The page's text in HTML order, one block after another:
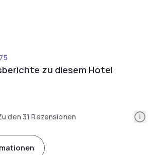
zu diesem Hotel
den 31 Rezensionen